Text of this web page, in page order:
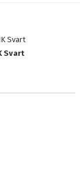
Svart